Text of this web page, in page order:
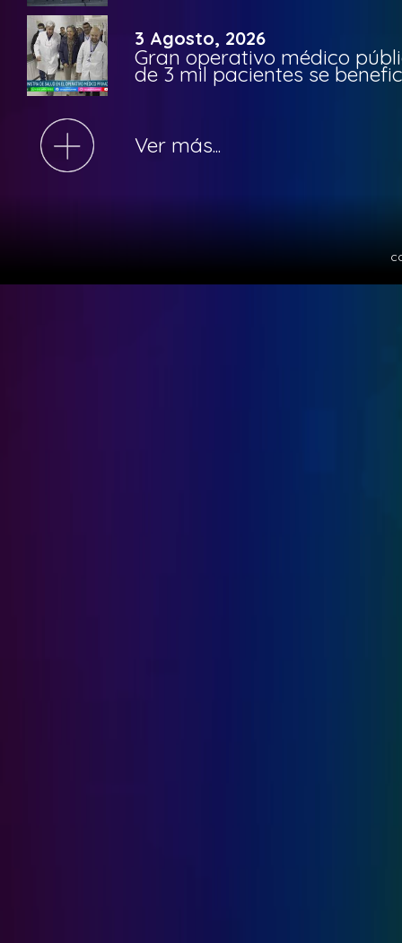
3 Agosto, 2026
Gran operativo médico
de 3 mil pacientes se
Ver más...